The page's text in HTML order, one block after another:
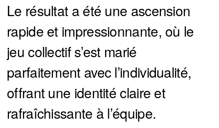
Le résultat a été une ascension
rapide et impressionnante, où le
jeu collectif s’est marié
parfaitement avec l’individualité,
offrant une identité claire et
rafraîchissante à l’équipe.